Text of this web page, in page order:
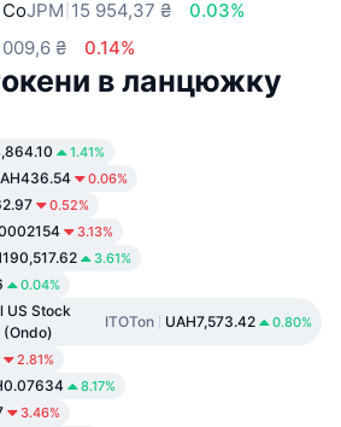
JPM 15 954,37 ₴
0.03%
₴ 0.14%
в ланцюжку
1.41%
0.06%
0.52%
3.13%
3.61%
0.04%
US Stock
(Ondo)
ITOTon UAH7,573.42 0.80%
2.81%
8.17%
3.46%